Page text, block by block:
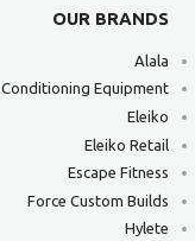
OUR BRANDS
Alala
Conditioning Equipment
Eleiko
Eleiko Retail
Escape Fitness
Force Custom Builds
Hylete